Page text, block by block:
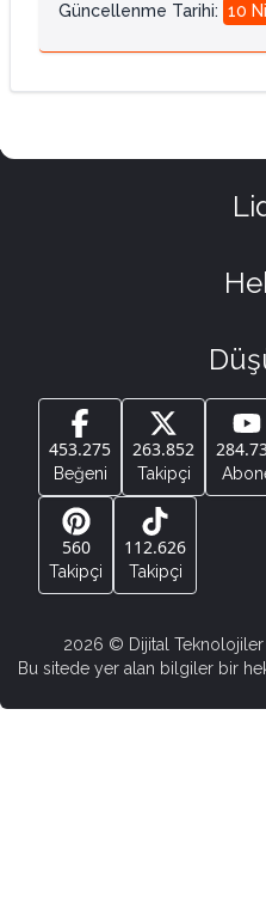
Güncellenme Tarihi: 10
453.275
Beğeni
263.852
Takipçi
560
Takipçi
112.626
Takipçi
2026 © Dijital Teknolojiler
Bu sitede yer alan bilgiler bir